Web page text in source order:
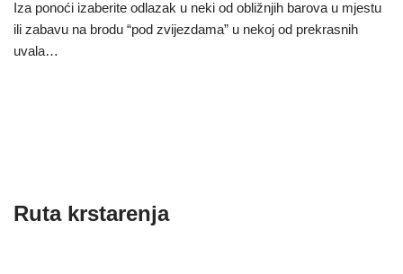
Iza ponoći izaberite odlazak u neki od obližnjih barova u mjestu
ili zabavu na brodu “pod zvijezdama” u nekoj od prekrasnih
uvala…
Ruta krstarenja